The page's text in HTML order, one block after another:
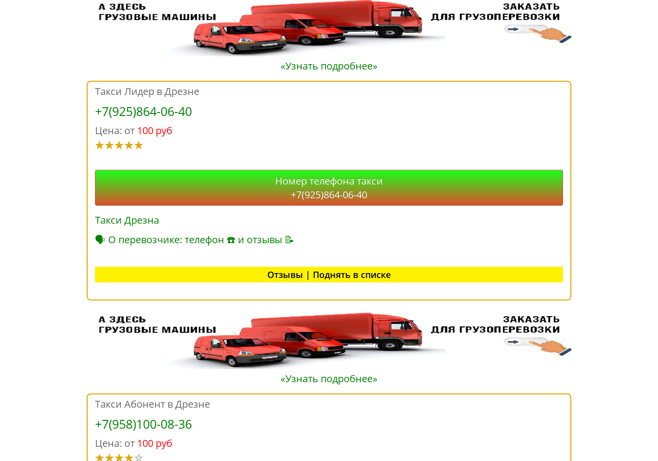
«Узнать подробнее»
Такси Лидер в Дрезне
+7(925)864-06-40
Цена: от 100 руб
Номер телефона такси
+7(925)864-06-40
Такси Дрезна
🗣 О перевозчике: телефон ☎ и отзывы 📝
Отзывы | Поднять в списке
«Узнать подробнее»
Такси Абонент в Дрезне
+7(958)100-08-36
Цена: от 100 руб